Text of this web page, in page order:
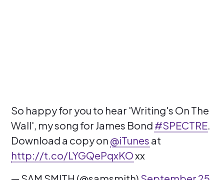
So happy for you to hear 'Writing's On The
Wall', my song for James Bond #SPECTRE.
Download a copy on @iTunes at
http://t.co/LYGQePqxKOxx